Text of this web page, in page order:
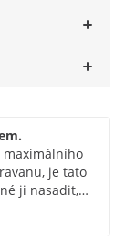
maximálního
je tato
ji nasadit,
jsem obě
skvěle!